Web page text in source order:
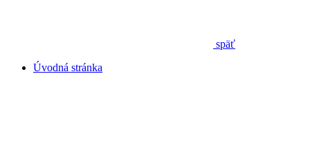
späť
Úvodná stránka